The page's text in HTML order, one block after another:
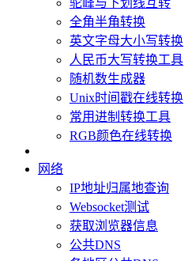
驼峰与下划线互转
全角半角转换
英文字母大小写转换
人民币大写转换工具
随机数生成器
Unix时间戳在线转换
常用进制转换工具
RGB颜色在线转换
网络
IP地址归属地查询
Websocket测试
获取浏览器信息
公共DNS